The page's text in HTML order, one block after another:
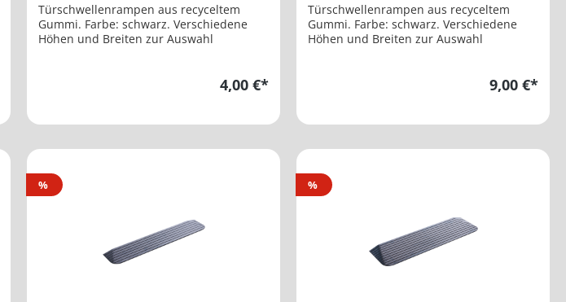
Türschwellenrampen aus recyceltem
Gummi. Farbe: schwarz. Verschiedene
Höhen und Breiten zur Auswahl
4,00 €*
Türschwellenrampen aus recyceltem
Gummi. Farbe: schwarz. Verschiedene
Höhen und Breiten zur Auswahl
9,00 €*
% %